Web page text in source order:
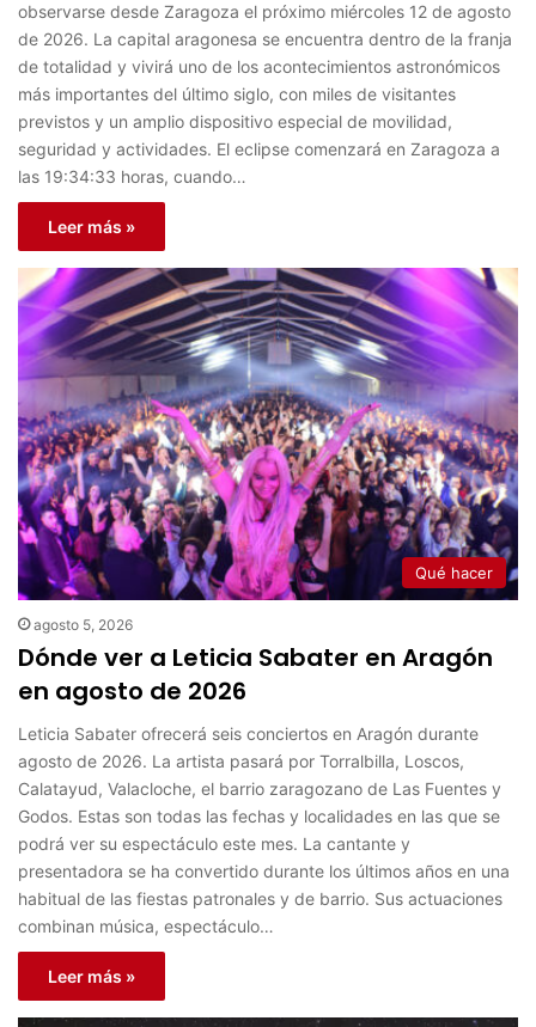
observarse desde Zaragoza el próximo miércoles 12 de agosto
de 2026. La capital aragonesa se encuentra dentro de la franja
de totalidad y vivirá uno de los acontecimientos astronómicos
más importantes del último siglo, con miles de visitantes
previstos y un amplio dispositivo especial de movilidad,
seguridad y actividades. El eclipse comenzará en Zaragoza a
las 19:34:33 horas, cuando…
Leer más »
Qué hacer
agosto 5, 2026
Dónde ver a Leticia Sabater en Aragón
en agosto de 2026
Leticia Sabater ofrecerá seis conciertos en Aragón durante
agosto de 2026. La artista pasará por Torralbilla, Loscos,
Calatayud, Valacloche, el barrio zaragozano de Las Fuentes y
Godos. Estas son todas las fechas y localidades en las que se
podrá ver su espectáculo este mes. La cantante y
presentadora se ha convertido durante los últimos años en una
habitual de las fiestas patronales y de barrio. Sus actuaciones
combinan música, espectáculo…
Leer más »